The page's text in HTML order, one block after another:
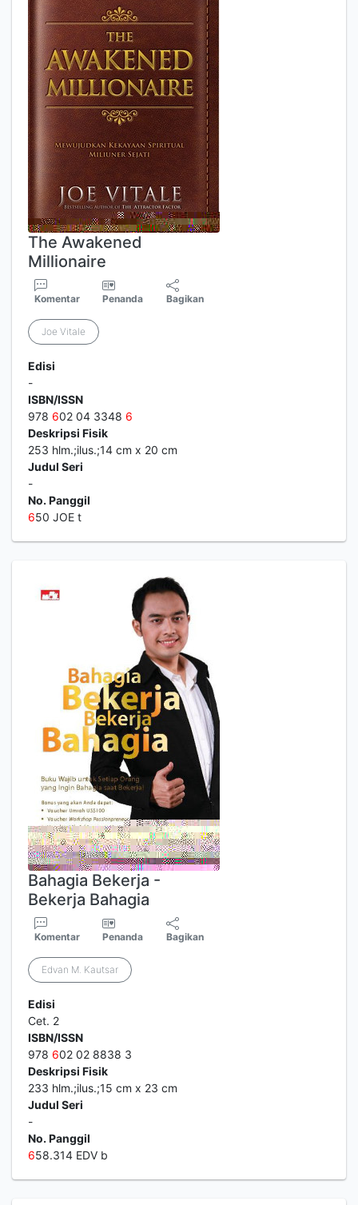
The Awakened
Millionaire
Komentar Penanda Bagikan
Joe Vitale
Edisi
-
ISBN/ISSN
978 602 04 3348 6
Deskripsi Fisik
253 hlm.;ilus.;14 cm x 20 cm
Judul Seri
-
No. Panggil
650 JOE t
Bahagia Bekerja -
Bekerja Bahagia
Komentar Penanda Bagikan
Edvan M. Kautsar
Edisi
Cet. 2
ISBN/ISSN
978 602 02 8838 3
Deskripsi Fisik
233 hlm.;ilus.;15 cm x 23 cm
Judul Seri
-
No. Panggil
658.314 EDV b